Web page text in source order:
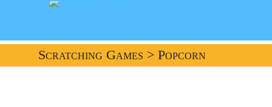
Scratching Games > Popcorn